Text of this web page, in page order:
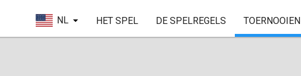
NL HET SPEL DE SPELREGELS TOERNOOIEN